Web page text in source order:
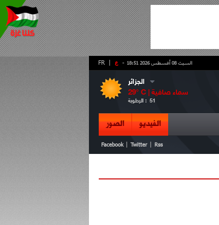
- ع FR السبت 08 أغسطس 2026 18:51
الجزائر
29° C | سماء صافية
الرطوبة : 51
الفيديو الصور
Facebook Twitter Rss